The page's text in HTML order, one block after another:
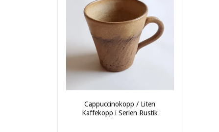
Cappuccinokopp / Liten
Kaffekopp i Serien Rustik